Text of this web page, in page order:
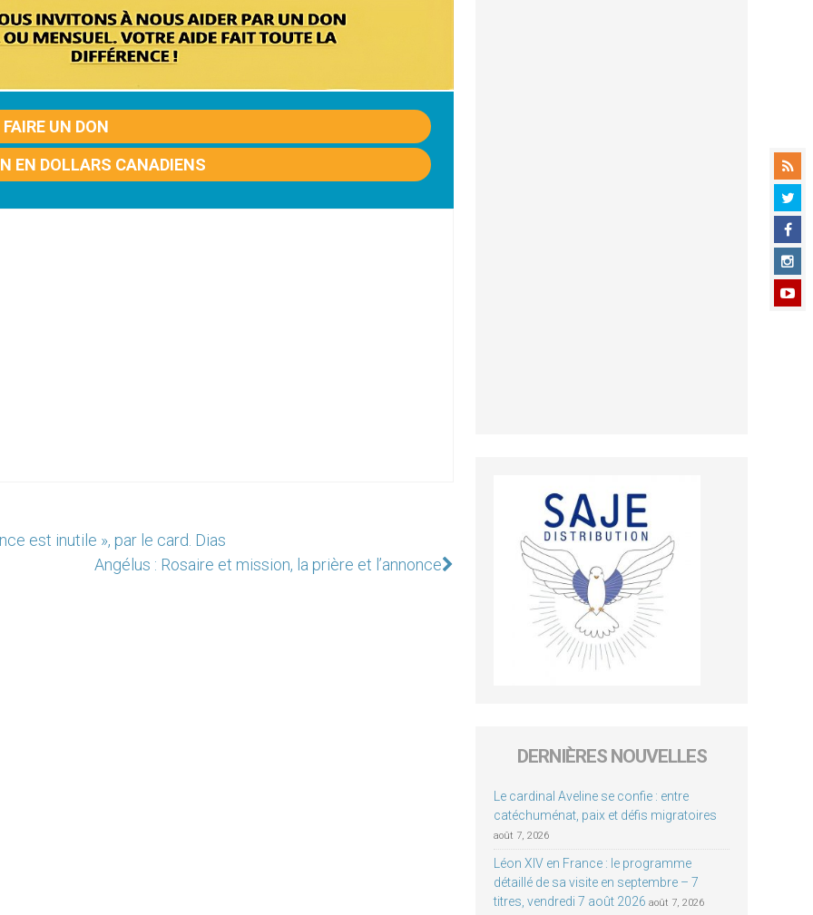
FAIRE UN DON
EN DOLLARS CANADIENS
est inutile », par le card. Dias
Angélus : Rosaire et mission, la prière et l’annonce
DERNIÈRES NOUVELLES
Le cardinal Aveline se confie : entre
catéchuménat, paix et défis migratoires
août 7, 2026
Léon XIV en France : le programme
détaillé de sa visite en septembre – 7
titres, vendredi 7 août 2026 août 7, 2026